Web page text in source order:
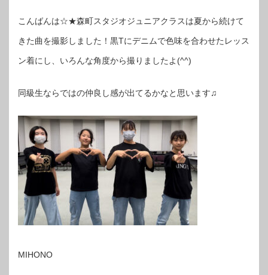
こんばんは☆★森町スタジオジュニアクラスは夏から続けて
きた曲を撮影しました！黒Tにデニムで色味を合わせたレッス
ン着にし、いろんな角度から撮りましたよ(^^)
同級生ならではの仲良し感が出てるかなと思います♫
MIHONO